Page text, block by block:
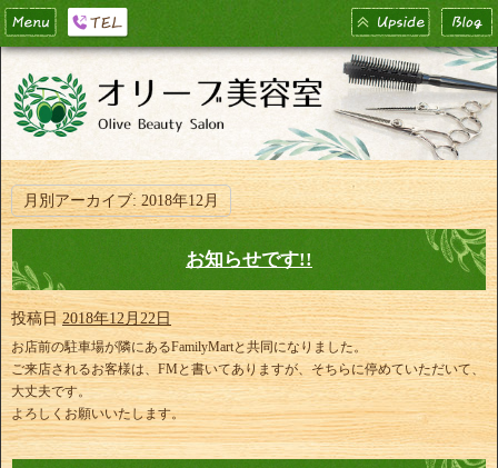
月別アーカイブ:2018年12月
お知らせです!!
投稿日 2018年12月22日
お店前の駐車場が隣にあるFamilyMartと共同になりました。
ご来店されるお客様は、FMと書いてありますが、そちらに停めていただいて、
大丈夫です。
よろしくお願いいたします。